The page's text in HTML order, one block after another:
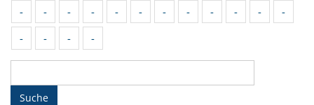
-
- - - - - - - - - -
-
-
- - -
Suche